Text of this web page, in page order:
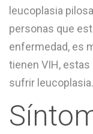
leucoplasia
personas que
enfermedad, es
tienen VIH,
sufrir leucoplasia.